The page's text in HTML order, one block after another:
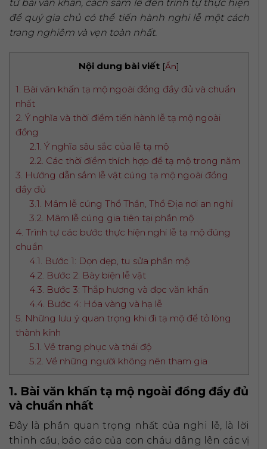
từ bài văn khấn, cách sắm lễ đến trình tự thực hiện
để quý gia chủ có thể tiến hành nghi lễ một cách
trang nghiêm và vẹn toàn nhất.
Nội dung bài viết [Ẩn]
1. Bài văn khấn tạ mộ ngoài đồng đầy đủ và chuẩn
nhất
2. Ý nghĩa và thời điểm tiến hành lễ tạ mộ ngoài
đồng
2.1. Ý nghĩa sâu sắc của lễ tạ mộ
2.2. Các thời điểm thích hợp để tạ mộ trong năm
3. Hướng dẫn sắm lễ vật cúng tạ mộ ngoài đồng
đầy đủ
3.1. Mâm lễ cúng Thổ Thần, Thổ Địa nơi an nghỉ
3.2. Mâm lễ cúng gia tiên tại phần mộ
4. Trình tự các bước thực hiện nghi lễ tạ mộ đúng
chuẩn
4.1. Bước 1: Dọn dẹp, tu sửa phần mộ
4.2. Bước 2: Bày biện lễ vật
4.3. Bước 3: Thắp hương và đọc văn khấn
4.4. Bước 4: Hóa vàng và hạ lễ
5. Những lưu ý quan trọng khi đi tạ mộ để tỏ lòng
thành kính
5.1. Về trang phục và thái độ
5.2. Về những người không nên tham gia
1. Bài văn khấn tạ mộ ngoài đồng đầy đủ
và chuẩn nhất
Đây là phần quan trọng nhất của nghi lễ, là lời
thỉnh cầu, báo cáo của con cháu dâng lên các vị